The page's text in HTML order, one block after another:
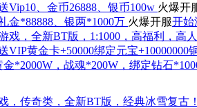
Vip10、金币26888、银币100w 火爆开
金*88888、银两*1000万 火爆开服开始
戏，全新BT版，1:1000，高福利，高
VIP黄金卡+50000绑定元宝+10000000
金*2000W，战魂*200W，绑定钻石
，传奇类，全新BT版，经典冰雪复古